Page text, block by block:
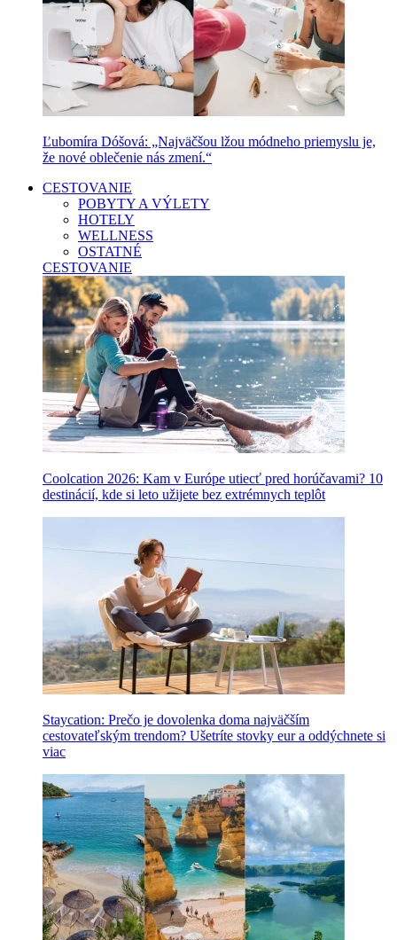
Ľubomíra Dóšová: „Najväčšou lžou módneho priemyslu je,
že nové oblečenie nás zmení.“
CESTOVANIE
POBYTY A VÝLETY
HOTELY
WELLNESS
OSTATNÉ
CESTOVANIE
Coolcation 2026: Kam v Európe utiecť pred horúčavami? 10
destinácií, kde si leto užijete bez extrémnych teplôt
Staycation: Prečo je dovolenka doma najväčším
cestovateľským trendom? Ušetríte stovky eur a oddýchnete si
viac